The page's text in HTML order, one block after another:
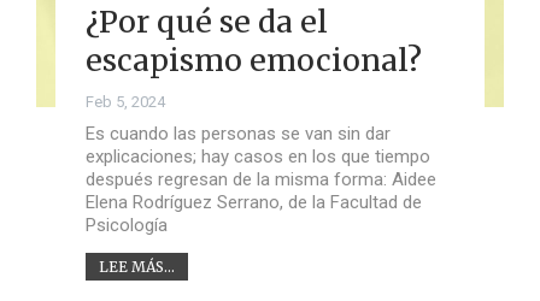
¿Por qué se da el
escapismo emocional?
Feb 5, 2024
Es cuando las personas se van sin dar
explicaciones; hay casos en los que tiempo
después regresan de la misma forma: Aidee
Elena Rodríguez Serrano, de la Facultad de
Psicología
LEE MÁS...